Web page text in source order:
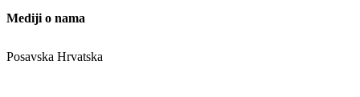
Mediji o nama
Posavska Hrvatska